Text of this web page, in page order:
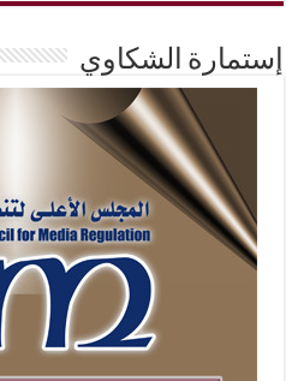
إستمارة الشكاوي